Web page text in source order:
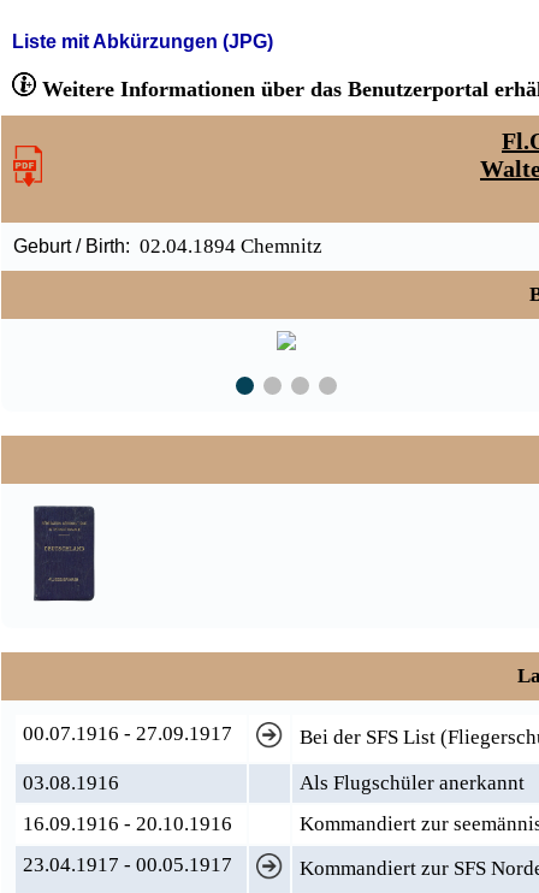
Liste mit Abkürzungen (JPG)
Weitere Informationen über das Benutzerportal
Geburt / Birth: 02.04.1894 Chemnitz
00.07.1916 - 27.09.1917
Bei der SFS List
03.08.1916
Als Flugschüler anerkannt
16.09.1916 - 20.10.1916
Kommandiert zur
23.04.1917 - 00.05.1917
Kommandiert zur SFS